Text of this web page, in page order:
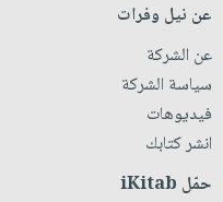
عن نيل وفرات
عن الشركة
سياسة الشركة
فيديوهات
انشر كتابك
حمّل iKitab